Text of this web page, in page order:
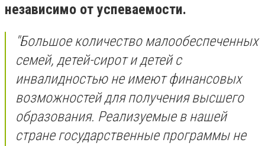
независимо от успеваемости.
"Большое количество малообеспеченных
семей, детей-сирот и детей с
инвалидностью не имеют финансовых
возможностей для получения высшего
образования. Реализуемые в нашей
стране государственные программы не